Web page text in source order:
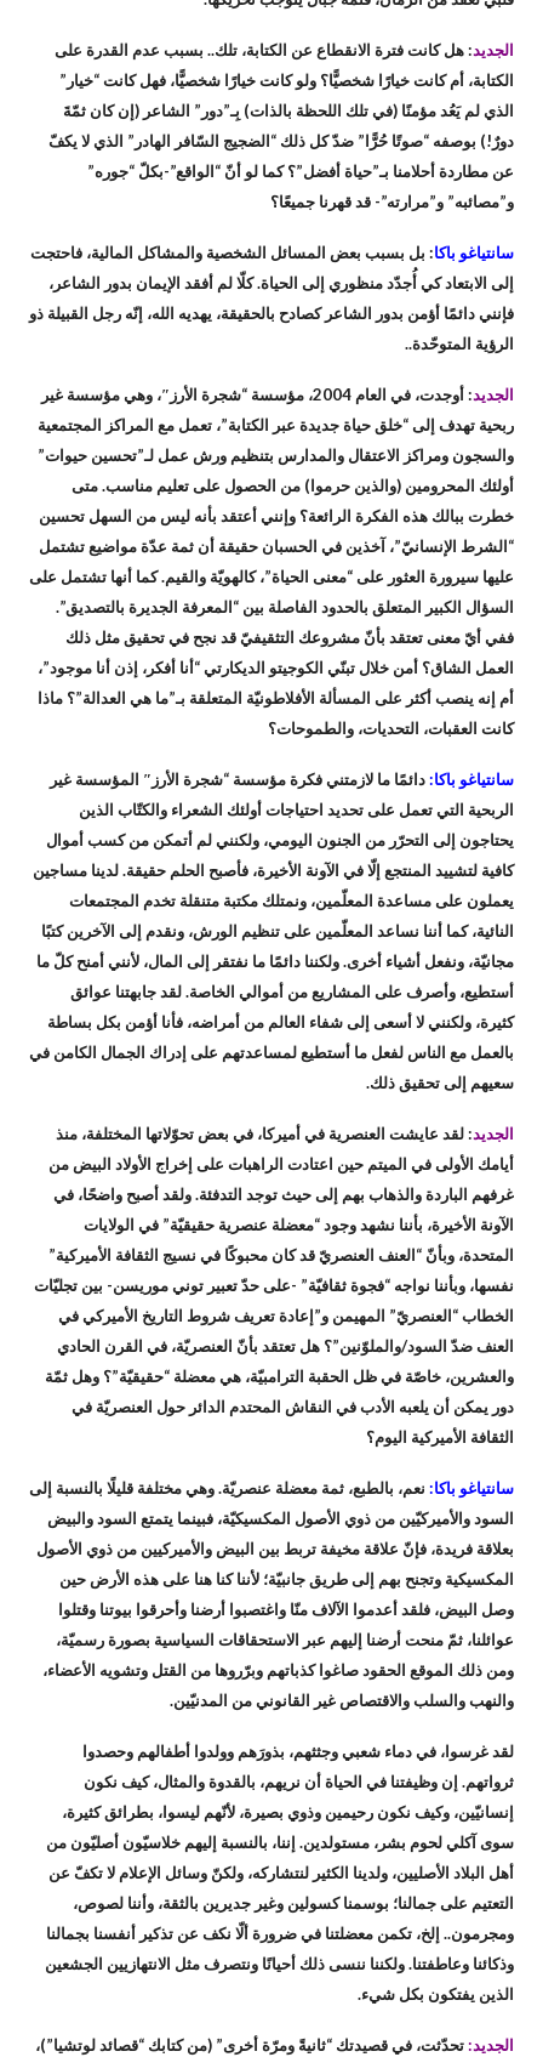
الجديد: هل كانت فترة الانقطاع عن الكتابة، تلك.. بسبب عدم القدرة على
الكتابة، أم كانت خيارًا شخصيًّا؟ ولو كانت خيارًا شخصيًّا، فهل كانت “خيار”
الذي لم يَعُد مؤمنًا (في تلك اللحظة بالذات) بِـ”دور” الشاعر (إن كان ثمّةَ
دورٌ!) بوصفه “صوتًا حُرًّا” ضدّ كل ذلك “الضجيج السّافر الهادر” الذي لا يكفّ
عن مطاردة أحلامنا بـ”حياة أفضل”؟ كما لو أنّ “الواقع”-بكلّ “جوره”
و”مصائبه” و”مرارته”- قد قهرنا جميعًا؟
سانتياغو باكا: بل بسبب بعض المسائل الشخصية والمشاكل المالية، فاحتجت
إلى الابتعاد كي أُجدّد منظوري إلى الحياة. كلّا لم أفقد الإيمان بدور الشاعر،
فإنني دائمًا أؤمن بدور الشاعر كصادح بالحقيقة، يهديه الله، إنّه رجل القبيلة ذو
الرؤية المتوحّدة..
الجديد
: أوجدت، في العام 2004، مؤسسة “شجرة الأرز″، وهي مؤسسة غير
ربحية تهدف إلى “خلق حياة جديدة عبر الكتابة”، تعمل مع المراكز المجتمعية
والسجون ومراكز الاعتقال والمدارس بتنظيم ورش عمل لـ”تحسين حيوات”
أولئك المحرومين (والذين حرموا) من الحصول على تعليم مناسب. متى
خطرت ببالك هذه الفكرة الرائعة؟ وإنني أعتقد بأنه ليس من السهل تحسين
“الشرط الإنسانيّ”، آخذين في الحسبان حقيقة أن ثمة عدّة مواضيع تشتمل
عليها سيرورة العثور على “معنى الحياة”، كالهويّة والقيم. كما أنها تشتمل على
السؤال الكبير المتعلق بالحدود الفاصلة بين “المعرفة الجديرة بالتصديق”.
ففي أيّ معنى تعتقد بأنّ مشروعك التثقيفيّ قد نجح في تحقيق مثل ذلك
العمل الشاق؟ أمن خلال تبنّي الكوجيتو الديكارتي “أنا أفكر، إذن أنا موجود”،
أم إنه ينصب أكثر على المسألة الأفلاطونيّة المتعلقة بـ”ما هي العدالة”؟ ماذا
كانت العقبات، التحديات، والطموحات؟
سانتياغو باكا:دائمًا ما لازمتني فكرة مؤسسة “شجرة الأرز″ المؤسسة غير
الربحية التي تعمل على تحديد احتياجات أولئك الشعراء والكتّاب الذين
يحتاجون إلى التحرّر من الجنون اليومي، ولكنني لم أتمكن من كسب أموال
كافية لتشييد المنتجع إلّا في الآونة الأخيرة، فأصبح الحلم حقيقة. لدينا مساجين
يعملون على مساعدة المعلّمين، ونمتلك مكتبة متنقلة تخدم المجتمعات
النائية، كما أننا نساعد المعلّمين على تنظيم الورش، ونقدم إلى الآخرين كتبًا
مجانيّة، ونفعل أشياء أخرى. ولكننا دائمًا ما نفتقر إلى المال، لأنني أمنح كلّ ما
أستطيع، وأصرف على المشاريع من أموالي الخاصة. لقد جابهتنا عوائق
كثيرة، ولكنني لا أسعى إلى شفاء العالم من أمراضه، فأنا أؤمن بكل بساطة
بالعمل مع الناس لفعل ما أستطيع لمساعدتهم على إدراك الجمال الكامن في
سعيهم إلى تحقيق ذلك.
الجديد: لقد عايشت العنصرية في أميركا، في بعض تحوّلاتها المختلفة، منذ
أيامك الأولى في الميتم حين اعتادت الراهبات على إخراج الأولاد البيض من
غرفهم الباردة والذهاب بهم إلى حيث توجد التدفئة. ولقد أصبح واضحًا، في
الآونة الأخيرة، بأننا نشهد وجود “معضلة عنصرية حقيقيّة” في الولايات
المتحدة، وبأنّ “العنف العنصريّ قد كان محبوكًا في نسيج الثقافة الأميركية”
نفسها، وبأننا نواجه “فجوة ثقافيّة” -على حدّ تعبير توني موريسن- بين تجليّات
الخطاب “العنصريّ” المهيمن و”إعادة تعريف شروط التاريخ الأميركي في
العنف ضدّ السود/والملوّنين”؟ هل تعتقد بأنّ العنصريّة، في القرن الحادي
والعشرين، خاصّة في ظل الحقبة الترامبيّة، هي معضلة “حقيقيّة”؟ وهل ثمّة
دور يمكن أن يلعبه الأدب في النقاش المحتدم الدائر حول العنصريّة في
الثقافة الأميركية اليوم؟
سانتياغو باكا: نعم، بالطبع، ثمة معضلة عنصريّة. وهي مختلفة قليلًا بالنسبة إلى
السود والأميركيّين من ذوي الأصول المكسيكيّة، فبينما يتمتع السود والبيض
بعلاقة فريدة، فإنّ علاقة مخيفة تربط بين البيض والأميركيين من ذوي الأصول
المكسيكية وتجنح بهم إلى طريق جانبيّة؛ لأننا كنا هنا على هذه الأرض حين
وصل البيض، فلقد أعدموا الآلاف منّا واغتصبوا أرضنا وأحرقوا بيوتنا وقتلوا
عوائلنا، ثمّ منحت أرضنا إليهم عبر الاستحقاقات السياسية بصورة رسميّة،
ومن ذلك الموقع الحقود صاغوا كذباتهم وبرّروها من القتل وتشويه الأعضاء،
والنهب والسلب والاقتصاص غير القانوني من المدنيّين.
لقد غرسوا، في دماء شعبي وجثثهم، بذورَهم وولدوا أطفالهم وحصدوا
ثرواتهم. إن وظيفتنا في الحياة أن نريهم، بالقدوة والمثال، كيف نكون
إنسانيّين، وكيف نكون رحيمين وذوي بصيرة، لأنّهم ليسوا، بطرائق كثيرة،
سوى آكلي لحوم بشر، مستولدين. إننا، بالنسبة إليهم خلاسيّون أصليّون من
أهل البلاد الأصليين، ولدينا الكثير لنتشاركه، ولكنّ وسائل الإعلام لا تكفّ عن
التعتيم على جمالنا؛ بوسمنا كسولين وغير جديرين بالثقة، وأننا لصوص،
ومجرمون.. إلخ، تكمن معضلتنا في ضرورة ألّا نكف عن تذكير أنفسنا بجمالنا
وذكائنا وعاطفتنا. ولكننا ننسى ذلك أحيانًا ونتصرف مثل الانتهازيين الجشعين
الذين يفتكون بكل شيء.
الجديد:تحدّثت، في قصيدتك “ثانيةً ومرّة أخرى” (من كتابك “قصائد لوتشيا”)،